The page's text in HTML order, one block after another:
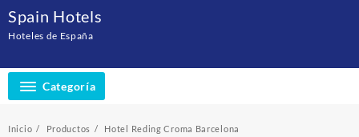
contenido
Spain Hotels
Hoteles de España
Categoría
Inicio Productos Hotel Reding Croma Barcelona